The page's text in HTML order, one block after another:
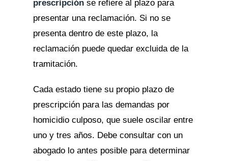
prescripciónse refiere al plazo para
presentar una reclamación. Si no se
presenta dentro de este plazo, la
reclamación puede quedar excluida de la
tramitación.
Cada estado tiene su propio plazo de
prescripción para las demandas por
homicidio culposo, que suele oscilar entre
uno y tres años. Debe consultar con un
abogado lo antes posible para determinar